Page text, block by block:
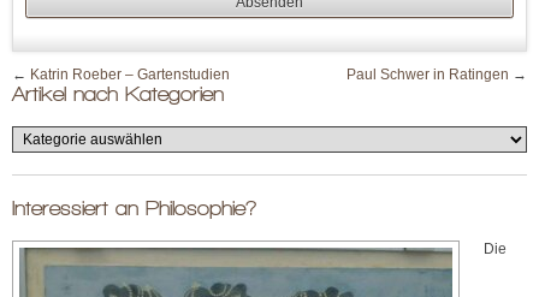
← Katrin Roeber – Gartenstudien Paul Schwer in Ratingen →
Artikel nach Kategorien
Interessiert an Philosophie?
Die